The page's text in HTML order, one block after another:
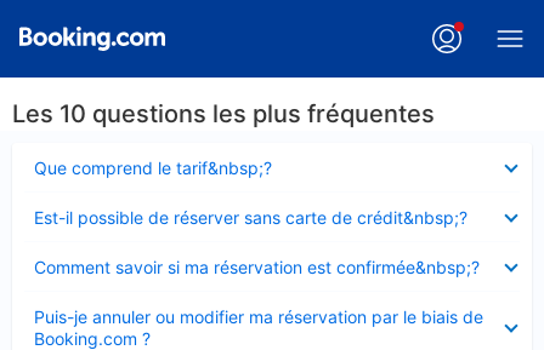
Les 10 questions les plus fréquentes
Que comprend le tarif&nbsp;?
fermé
Est-il possible de réserver sans carte de crédit&nbsp;?
fermé
Comment savoir si ma réservation est confirmée&nbsp;?
fermé
Puis-je annuler ou modifier ma réservation par le biais de
Booking.com ?
fermé